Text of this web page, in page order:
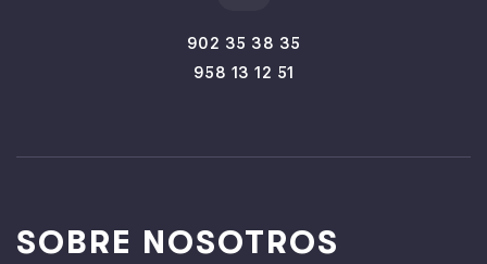
902 35 38 35
958 13 12 51
SOBRE NOSOTROS